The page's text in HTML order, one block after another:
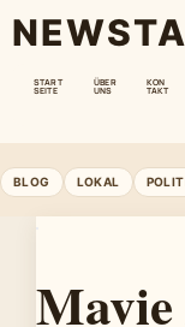
START
SEITE
ÜBER
UNS
KON
TAKT
BLOG LOKAL